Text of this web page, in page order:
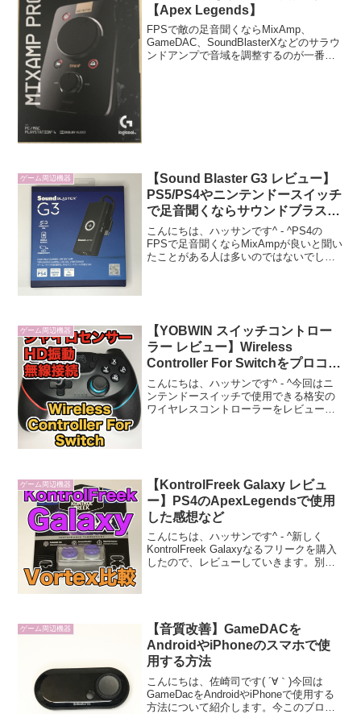
【Apex Legends】
FPSで敵の足音聞くならMixAmp、
GameDAC、SoundBlasterXなどのサラウ
ンドアンプで音域を調整するのが一番で
ゲーム周辺機器
【Sound Blaster G3 レビュー】
PS5/PS4やニンテンドースイッチ
で足音聞くならサウンドブラスタ
ーG3がコスパ良くておすすめで
す！
こんにちは、ハッサンです^ - ^PS4の
FPSで足音聞くならMixAmpが良いと聞い
たことがある人は多いのではないでしょ
ゲーム周辺機器
【YOBWIN スイッチコントロー
ラー レビュー】Wireless
Controller For Switchをプロコン
と比較してみました！
こんにちは、ハッサンです^ - ^今回はニ
ンテンドースイッチで使用できる格安の
ワイヤレスコントローラーをレビューし
ゲーム周辺機器
【KontrolFreek Galaxy レビュ
ー】PS4のApexLegendsで使用
した感想など
こんにちは、ハッサンです^ - ^新しく
KontrolFreek Galaxyなるフリークを購入
したので、レビューしていきます。別の
ゲーム周辺機器
【音質改善】GameDACを
AndroidやiPhoneのスマホで使
用する方法
こんにちは、佐崎司です( ´∀｀)今回は
GameDacをAndroidやiPhoneで使用する
方法について紹介します。今このブログ